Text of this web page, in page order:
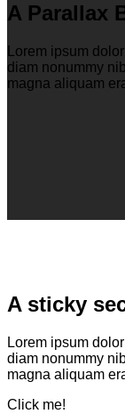
A Parallax
Lorem ipsum
diam nonummy
magna aliquam
A sticky
Lorem ipsum
diam nonummy
magna aliquam
Click me!